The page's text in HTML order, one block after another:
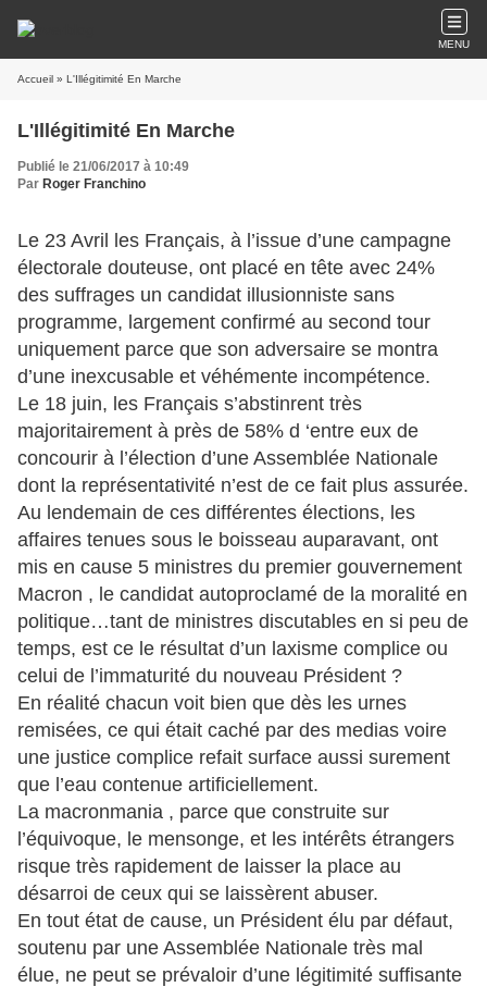
MENU
Accueil » L'Illégitimité En Marche
L'Illégitimité En Marche
Publié le 21/06/2017 à 10:49
Par Roger Franchino
Le 23 Avril les Français, à l’issue d’une campagne
électorale douteuse, ont placé en tête avec 24%
des suffrages un candidat illusionniste sans
programme, largement confirmé au second tour
uniquement parce que son adversaire se montra
d’une inexcusable et véhémente incompétence.
Le 18 juin, les Français s’abstinrent très
majoritairement à près de 58% d ‘entre eux de
concourir à l’élection d’une Assemblée Nationale
dont la représentativité n’est de ce fait plus assurée.
Au lendemain de ces différentes élections, les
affaires tenues sous le boisseau auparavant, ont
mis en cause 5 ministres du premier gouvernement
Macron , le candidat autoproclamé de la moralité en
politique…tant de ministres discutables en si peu de
temps, est ce le résultat d’un laxisme complice ou
celui de l’immaturité du nouveau Président ?
En réalité chacun voit bien que dès les urnes
remisées, ce qui était caché par des medias voire
une justice complice refait surface aussi surement
que l’eau contenue artificiellement.
La macronmania , parce que construite sur
l’équivoque, le mensonge, et les intérêts étrangers
risque très rapidement de laisser la place au
désarroi de ceux qui se laissèrent abuser.
En tout état de cause, un Président élu par défaut,
soutenu par une Assemblée Nationale très mal
élue, ne peut se prévaloir d’une légitimité suffisante